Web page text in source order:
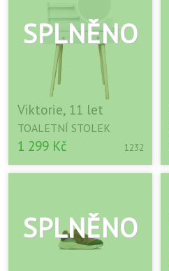
Viktorie, 11 let
TOALETNÍ STOLEK
1 299 Kč 1232